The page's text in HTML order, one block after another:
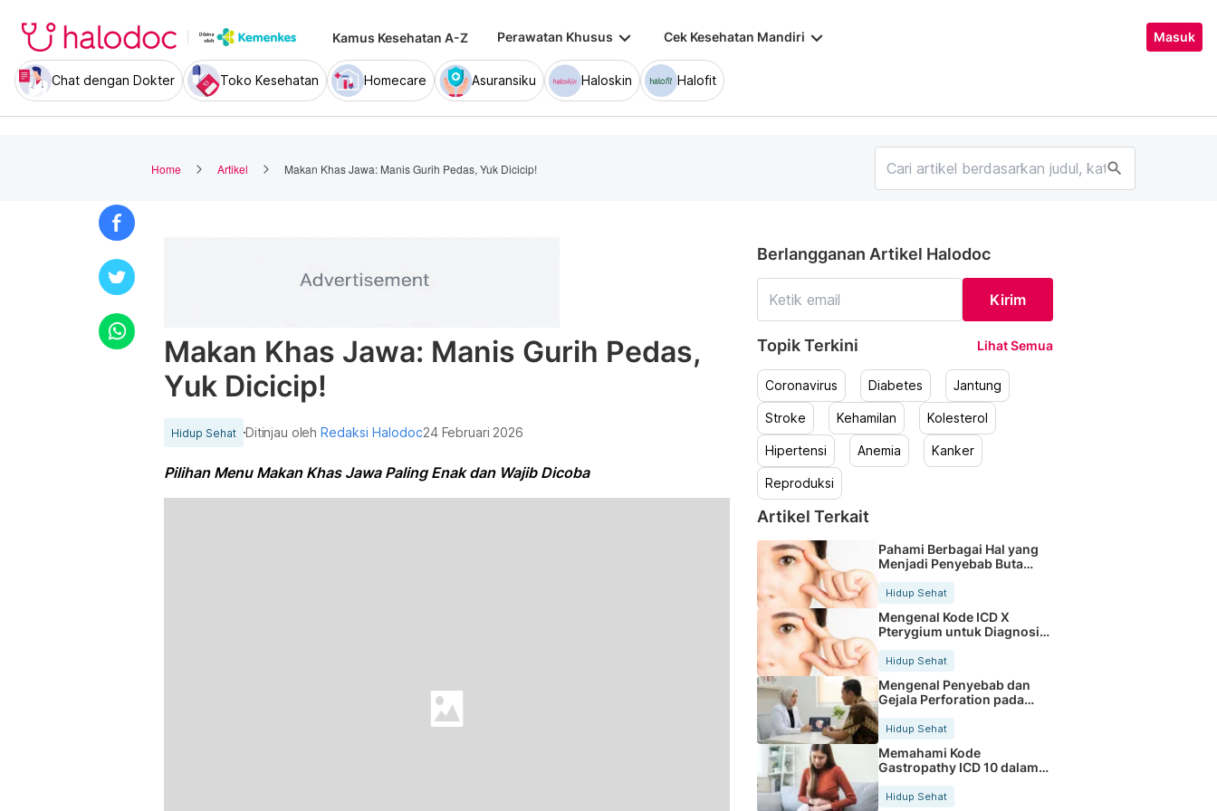
Kamus Kesehatan A-Z Perawatan Khusus keyboard_arrow_down Cek Kesehatan Mandiri keyboard_arrow_down Masuk
Chat dengan Dokter Toko Kesehatan Homecare Asuransiku Haloskin Halofit
Home Artikel Makan Khas Jawa: Manis Gurih Pedas, Yuk Dicicip! search
Makan Khas Jawa: Manis Gurih Pedas,
Yuk Dicicip!
Hidup Sehat Ditinjau olehRedaksi Halodoc24 Februari 2026
Pilihan Menu Makan Khas Jawa Paling Enak dan Wajib Dicoba
Berlangganan Artikel Halodoc
Kirim
Topik Terkini Lihat Semua
Coronavirus Diabetes Jantung
Stroke Kehamilan Kolesterol
Hipertensi Anemia Kanker
Reproduksi
Artikel Terkait
Pahami Berbagai Hal yang
Menjadi Penyebab Buta
Hidup Sehat
Mengenal Kode ICD X
Pterygium untuk Diagnosis
Hidup Sehat
Mengenal Penyebab dan
Gejala Perforation pada
Tubuh
Hidup Sehat
Memahami Kode
Gastropathy ICD 10 dalam
Rekam Medis Pasien
Hidup Sehat